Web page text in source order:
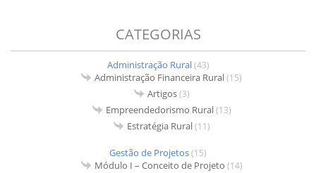
CATEGORIAS
Administração Rural(43)
Administração Financeira Rural(15)
Artigos(3)
Empreendedorismo Rural(13)
Estratégia Rural(11)
Gestão de Projetos(15)
Módulo I – Conceito de Projeto (14)